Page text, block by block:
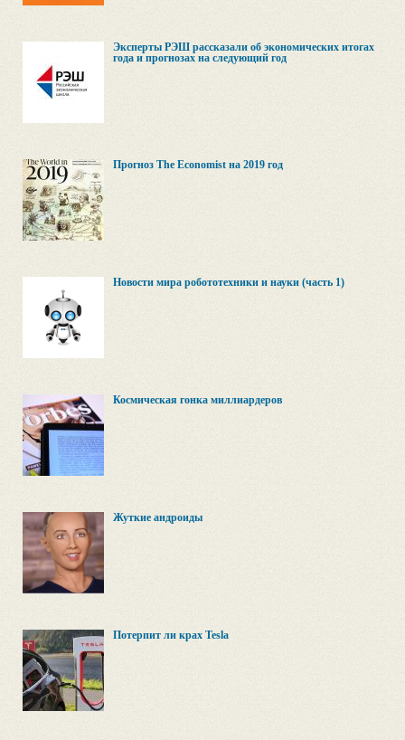
Эксперты РЭШ рассказали об экономических итогах
года и прогнозах на следующий год
Прогноз The Economist на 2019 год
Новости мира робототехники и науки (часть 1)
Космическая гонка миллиардеров
Жуткие андроиды
Потерпит ли крах Tesla